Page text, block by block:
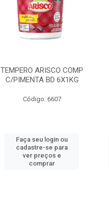
TEMPERO ARISCO COMP
C/PIMENTA BD 6X1KG
Código: 6607
Faça seu login ou
cadastre-se para
ver preços e
comprar